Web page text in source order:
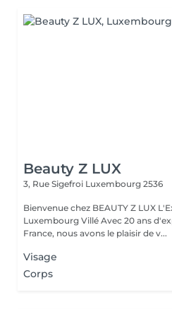
Beauty Z LUX
3, Rue Sigefroi Luxembourg 2536
Bienvenue chez BEAUTY Z LUX
Luxembourg Villé Avec 20 ans d'expérience en Russie et en
France, nous avons le plaisir de v...
Visage
Corps